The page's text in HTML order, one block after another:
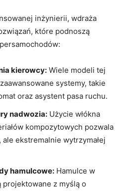
inżynierii, wdraża
które podnoszą
kierowcy: Wiele modeli tej
systemy, takie
oraz asystent pasa ruchu.
nadwozia: Użycie włókna
kompozytowych pozwala
ekstremalnie wytrzymałej
hamulcowe: Hamulce w
projektowane z myślą o